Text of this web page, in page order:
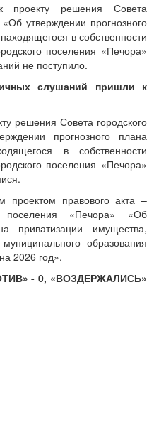
проекту решения Совета
утверждении прогнозного
в собственности
поселения «Печора»
не поступило.
слушаний пришли к
решения Совета городского
прогнозного плана
в собственности
поселения «Печора»
проектом правового акта –
поселения «Печора» «Об
приватизации имущества,
образования
на 2026 год».
- 0, «ВОЗДЕРЖАЛИСЬ»